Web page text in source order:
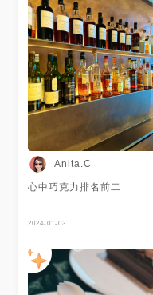
Anita.C
心中巧克力排名前二
2024-01-03